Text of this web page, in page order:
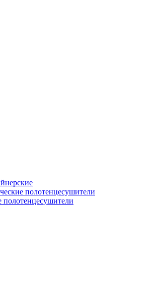
полотенцесушители
полотенцесушители